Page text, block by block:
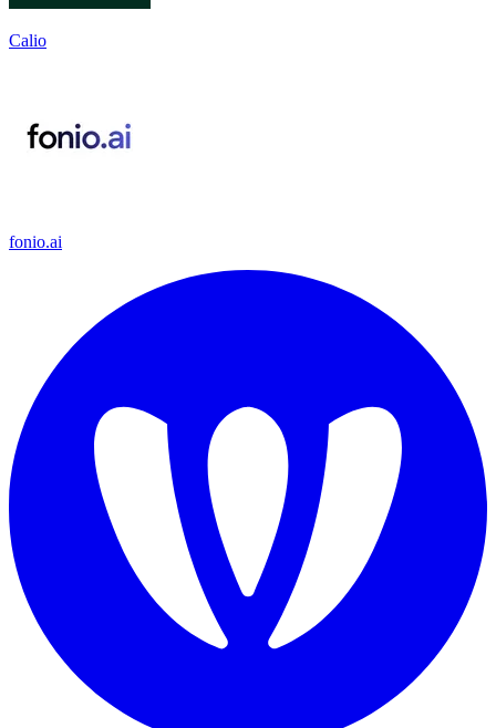
Calio
fonio.ai